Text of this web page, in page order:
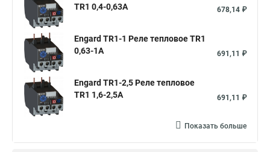
TR1 0,4-0,63A
678,14 ₽
Engard TR1-1 Реле тепловое TR1
0,63-1A
691,11 ₽
Engard TR1-2,5 Реле тепловое
TR1 1,6-2,5A
691,11 ₽
Показать больше